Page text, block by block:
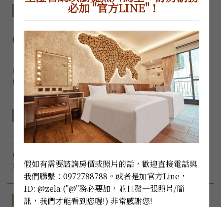
~因為官網控房不易，正確房況和價格，請加LINE或電洽櫃
檯，感謝您的體諒~
『粉色摩洛哥風，粉色搭配異國彩繪玻璃燈飾和奢華吊燈，
感受可愛與奢華並存，搭配異國手工編織流蘇佈置品，
房型規格
入住人數：
x 2
客房床型：4呎加大單人床 *2
房間大小：29.7 m²
能否加床：無
設備與服務
必加 "官方LINE" !
假如有需要諮詢房價或照片的話，歡迎直接電話與
我們聯繫：0972788788。或者是加官方Line，
ID: @zela ("@"務必要加，並且發一張照片/簡
訊，我們才能看到您喔!) 非常感謝您!